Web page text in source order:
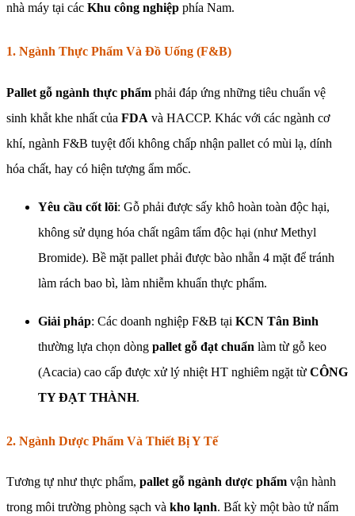
nhà máy tại các Khu công nghiệp phía Nam.
1. Ngành Thực Phẩm Và Đồ Uống (F&B)
Pallet gỗ ngành thực phẩm phải đáp ứng những tiêu chuẩn vệ
sinh khắt khe nhất của FDA và HACCP. Khác với các ngành cơ
khí, ngành F&B tuyệt đối không chấp nhận pallet có mùi lạ, dính
hóa chất, hay có hiện tượng ẩm mốc.
Yêu cầu cốt lõi: Gỗ phải được sấy khô hoàn toàn độc hại,
không sử dụng hóa chất ngâm tẩm độc hại (như Methyl
Bromide). Bề mặt pallet phải được bào nhẵn 4 mặt để tránh
làm rách bao bì, làm nhiễm khuẩn thực phẩm.
Giải pháp: Các doanh nghiệp F&B tại KCN Tân Bình
thường lựa chọn dòng pallet gỗ đạt chuẩn làm từ gỗ keo
(Acacia) cao cấp được xử lý nhiệt HT nghiêm ngặt từ CÔNG
TY ĐẠT THÀNH.
2. Ngành Dược Phẩm Và Thiết Bị Y Tế
Tương tự như thực phẩm, pallet gỗ ngành dược phẩm vận hành
trong môi trường phòng sạch và kho lạnh. Bất kỳ một bào tử nấm